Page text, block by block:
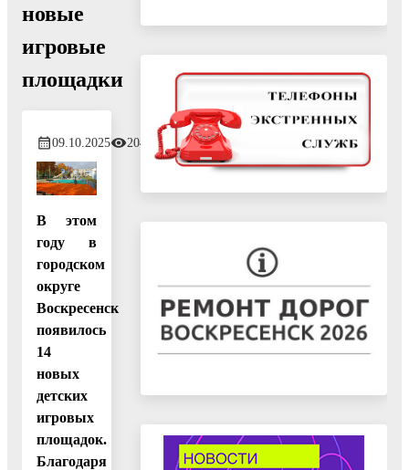
новые
игровые
площадки
09.10.2025 204
В этом
году в
городском
округе
Воскресенск
появилось
14
новых
детских
игровых
площадок.
Благодаря